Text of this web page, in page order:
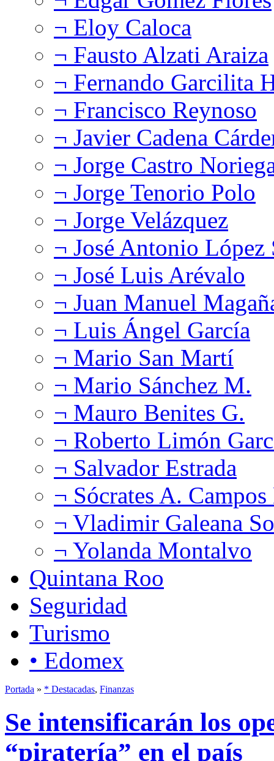
¬ Eloy Caloca
¬ Fausto Alzati Araiza
¬ Fernando Garcilita
¬ Francisco Reynoso
¬ Javier Cadena
¬ Jorge Castro
¬ Jorge Tenorio Polo
¬ Jorge Velázquez
¬ José Antonio López
¬ José Luis Arévalo
¬ Juan Manuel
¬ Luis Ángel García
¬ Mario San Martí
¬ Mario Sánchez M.
¬ Mauro Benites G.
¬ Roberto Limón
¬ Salvador Estrada
¬ Sócrates A.
¬ Vladimir Galeana
¬ Yolanda Montalvo
Quintana Roo
Seguridad
Turismo
• Edomex
Portada » * Destacadas, Finanzas
Se intensificarán los
“piratería” en el país